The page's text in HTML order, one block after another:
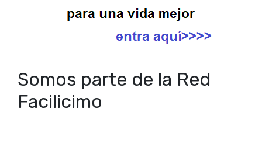
Somos parte de la Red
Facilicimo